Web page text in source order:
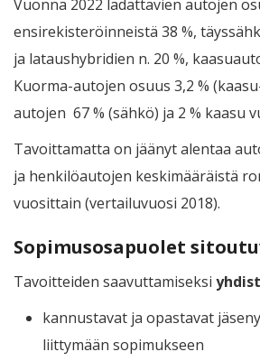
Vuonna 2022 ladattavien autojen
ensirekisteröinneistä 38 %,
ja lataushybridien n. 20 %,
Kuorma-autojen osuus 3,2 %
autojen 67 % (sähkö) ja 2 % kaasu
Tavoittamatta on jäänyt alentaa
ja henkilöautojen keskimääräistä
vuosittain (vertailuvuosi 2018).
Sopimusosapuolet
Tavoitteiden saavuttamiseksi
kannustavat ja opastavat
liittymään sopimukseen